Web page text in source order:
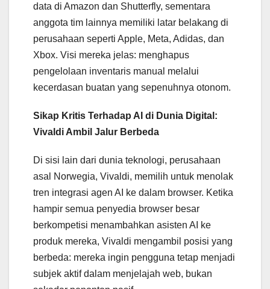
data di Amazon dan Shutterfly, sementara
anggota tim lainnya memiliki latar belakang di
perusahaan seperti Apple, Meta, Adidas, dan
Xbox. Visi mereka jelas: menghapus
pengelolaan inventaris manual melalui
kecerdasan buatan yang sepenuhnya otonom.
Sikap Kritis Terhadap AI di Dunia Digital:
Vivaldi Ambil Jalur Berbeda
Di sisi lain dari dunia teknologi, perusahaan
asal Norwegia, Vivaldi, memilih untuk menolak
tren integrasi agen AI ke dalam browser. Ketika
hampir semua penyedia browser besar
berkompetisi menambahkan asisten AI ke
produk mereka, Vivaldi mengambil posisi yang
berbeda: mereka ingin pengguna tetap menjadi
subjek aktif dalam menjelajah web, bukan